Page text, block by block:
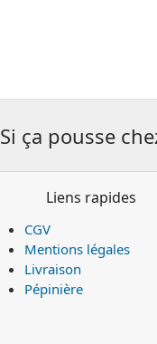
Si ça pousse
Liens rapides
CGV
Mentions légales
Livraison
Pépinière